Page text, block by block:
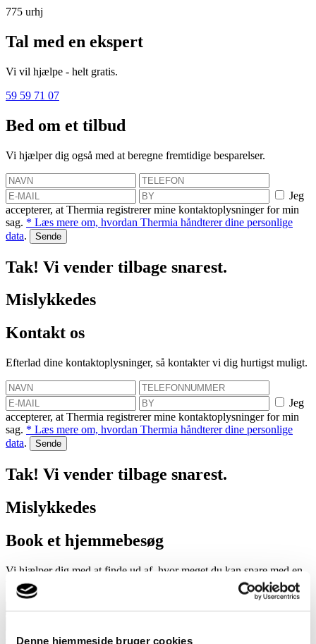
Denne hjemmeside bruger cookies
775 urhj
Tal med en ekspert
Vi vil hjælpe - helt gratis.
59 59 71 07
Bed om et tilbud
Vi hjælper dig også med at beregne fremtidige besparelser.
Jeg
accepterer, at Thermia registrerer mine kontaktoplysninger for min
sag. * Læs mere om, hvordan Thermia håndterer dine personlige
data.
Tak! Vi vender tilbage snarest.
Mislykkedes
Kontakt os
Efterlad dine kontaktoplysninger, så kontakter vi dig hurtigst muligt.
Jeg
accepterer, at Thermia registrerer mine kontaktoplysninger for min
sag. * Læs mere om, hvordan Thermia håndterer dine personlige
data.
Tak! Vi vender tilbage snarest.
Mislykkedes
Book et hjemmebesøg
Vi hjælper dig med at finde ud af, hvor meget du kan spare med en
varmepumpe!
accepterer, at Thermia registrerer mine kontaktoplysninger for min